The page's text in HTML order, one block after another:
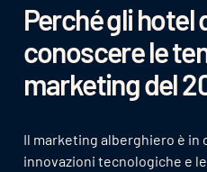
Perché gli hotel
conoscere le
marketing del
Il marketing alberghiero è in
innovazioni tecnologiche e